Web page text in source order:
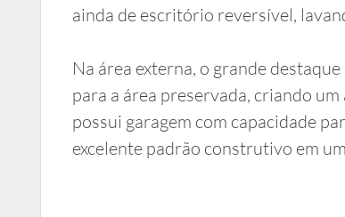
ainda de escritório reversível,
Na área externa, o grande
para a área preservada, criando
possui garagem com capacidade
excelente padrão construtivo em